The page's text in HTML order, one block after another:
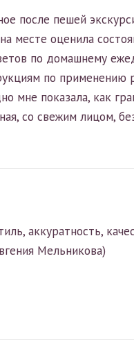
после пешей
месте оценила
по домашнему
по применению
мне показала, как
со свежим лицом,
аккуратность,
Мельникова)